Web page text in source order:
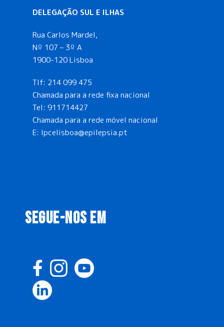
DELEGAÇÃO SUL E ILHAS
Rua Carlos Mardel,
Nº 107 – 3º A
1900-120 Lisboa
Tlf: 214 099 475
Chamada para a rede fixa nacional
Tel: 911714427
Chamada para a rede móvel nacional
E: lpcelisboa@epilepsia.pt
SEGUE-NOS EM